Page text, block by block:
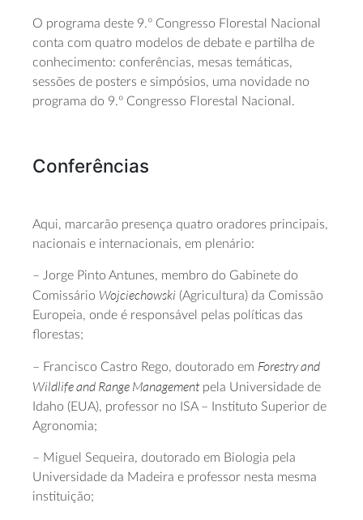
O programa deste 9.º Congresso Florestal Nacional
conta com quatro modelos de debate e partilha de
conhecimento: conferências, mesas temáticas,
sessões de posters e simpósios, uma novidade no
programa do 9.º Congresso Florestal Nacional.
Conferências
Aqui, marcarão presença quatro oradores principais,
nacionais e internacionais, em plenário:
– Jorge Pinto Antunes, membro do Gabinete do
Comissário Wojciechowski (Agricultura) da Comissão
Europeia, onde é responsável pelas políticas das
florestas;
– Francisco Castro Rego, doutorado em Forestry and
Wildlife and Range Managementpela Universidade de
Idaho (EUA), professor no ISA – Instituto Superior de
Agronomia;
– Miguel Sequeira, doutorado em Biologia pela
Universidade da Madeira e professor nesta mesma
instituição;